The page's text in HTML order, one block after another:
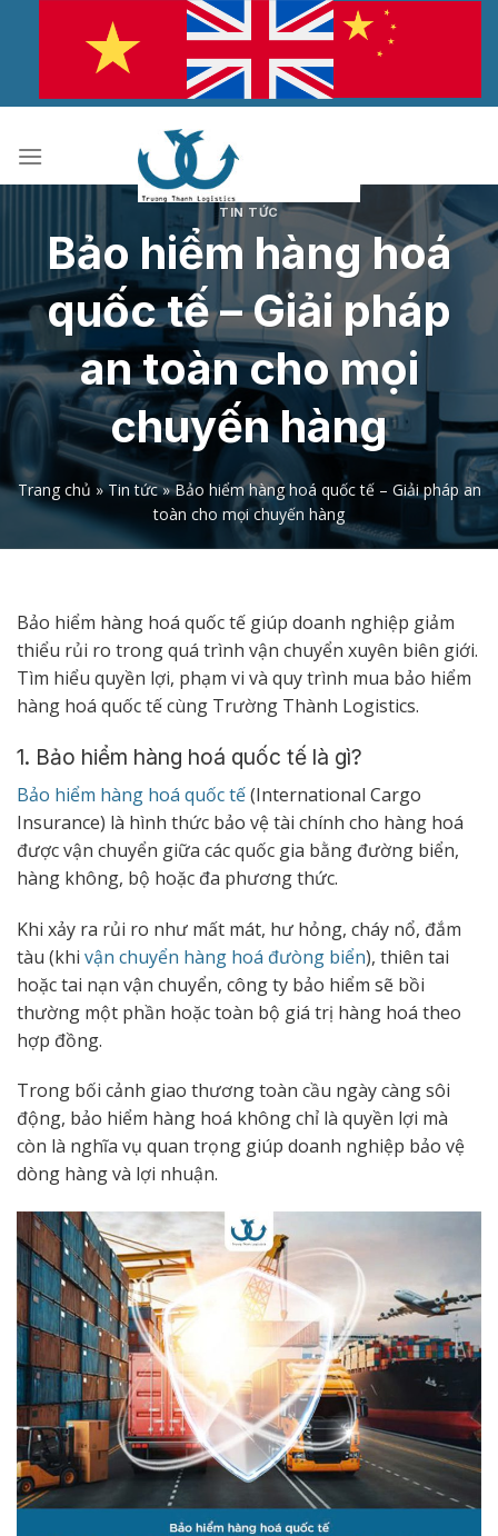
dung
TIN TỨC
Bảo hiểm hàng hoá
quốc tế – Giải pháp
an toàn cho mọi
chuyến hàng
Trang chủ »Tin tức»Bảo hiểm hàng hoá quốc tế – Giải pháp an
toàn cho mọi chuyến hàng
Bảo hiểm hàng hoá quốc tế giúp doanh nghiệp giảm
thiểu rủi ro trong quá trình vận chuyển xuyên biên giới.
Tìm hiểu quyền lợi, phạm vi và quy trình mua bảo hiểm
hàng hoá quốc tế cùng Trường Thành Logistics.
1. Bảo hiểm hàng hoá quốc tế là gì?
Bảo hiểm hàng hoá quốc tế(International Cargo
Insurance) là hình thức bảo vệ tài chính cho hàng hoá
được vận chuyển giữa các quốc gia bằng đường biển,
hàng không, bộ hoặc đa phương thức.
Khi xảy ra rủi ro như mất mát, hư hỏng, cháy nổ, đắm
tàu (khi vận chuyển hàng hoá đưòng biển), thiên tai
hoặc tai nạn vận chuyển, công ty bảo hiểm sẽ bồi
thường một phần hoặc toàn bộ giá trị hàng hoá theo
hợp đồng.
Trong bối cảnh giao thương toàn cầu ngày càng sôi
động, bảo hiểm hàng hoá không chỉ là quyền lợi mà
còn là nghĩa vụ quan trọng giúp doanh nghiệp bảo vệ
dòng hàng và lợi nhuận.